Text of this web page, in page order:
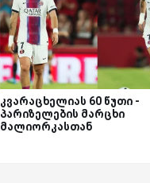
კვარაცხელიას 60 წუთი -
პარიზელების მარცხი
მალიორკასთან